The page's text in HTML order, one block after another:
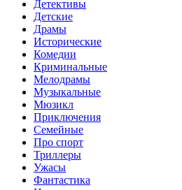
Детективы
Детские
Драмы
Исторические
Комедии
Криминальные
Мелодрамы
Музыкальные
Мюзикл
Приключения
Семейные
Про спорт
Триллеры
Ужасы
Фантастика